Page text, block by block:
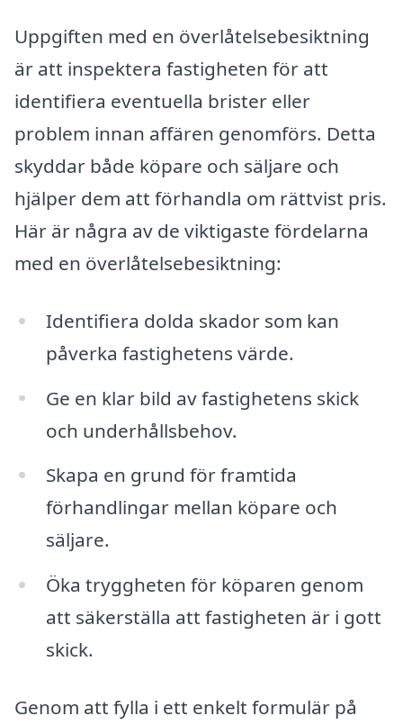
Uppgiften med en överlåtelsebesiktning
är att inspektera fastigheten för att
identifiera eventuella brister eller
problem innan affären genomförs. Detta
skyddar både köpare och säljare och
hjälper dem att förhandla om rättvist pris.
Här är några av de viktigaste fördelarna
med en överlåtelsebesiktning:
Identifiera dolda skador som kan
påverka fastighetens värde.
Ge en klar bild av fastighetens skick
och underhållsbehov.
Skapa en grund för framtida
förhandlingar mellan köpare och
säljare.
Öka tryggheten för köparen genom
att säkerställa att fastigheten är i gott
skick.
Genom att fylla i ett enkelt formulär på